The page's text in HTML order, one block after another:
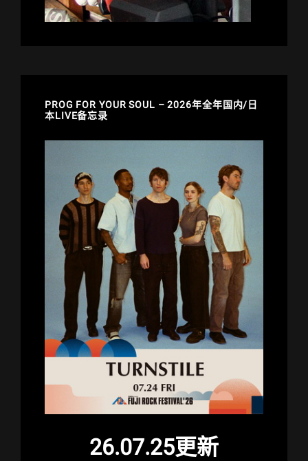
PROG FOR YOUR SOUL – 2026年全年国内/日
本LIVE备忘录
26.07.25更新